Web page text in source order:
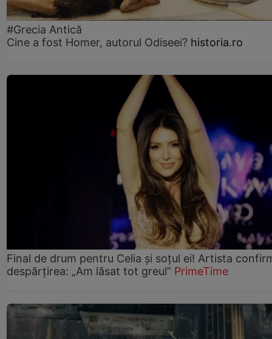
#Grecia Antică
Cine a fost Homer, autorul Odiseei? historia.ro
Final de drum pentru Celia și soțul ei! Artista
despărțirea: „Am lăsat tot greul” PrimeTime